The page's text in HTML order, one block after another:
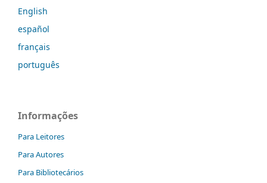
English
español
français
português
Informações
Para Leitores
Para Autores
Para Bibliotecários